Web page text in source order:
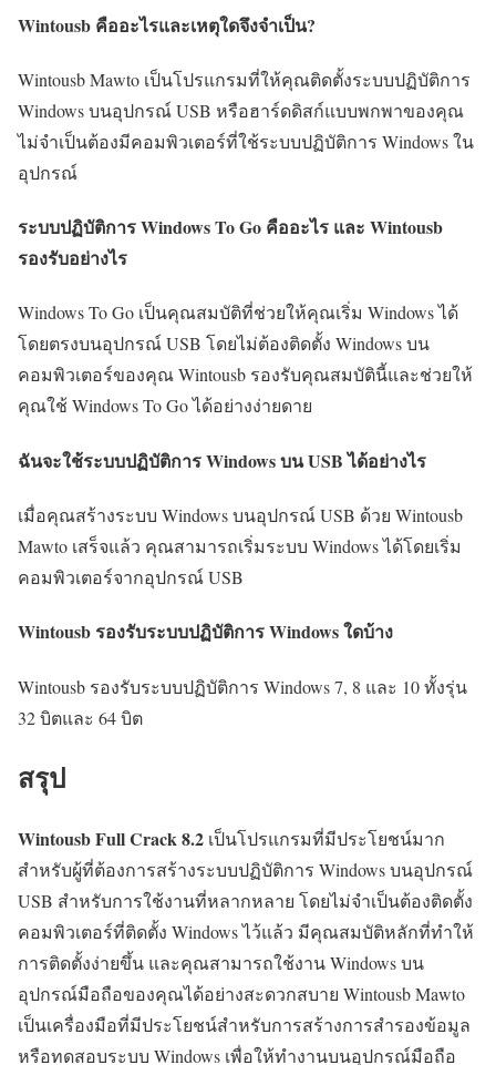
Wintousb คืออะไรและเหตุใดจึงจำเป็น?
Wintousb Mawto เป็นโปรแกรมที่ให้คุณติดตั้งระบบปฏิบัติการ
Windows บนอุปกรณ์ USB หรือฮาร์ดดิสก์แบบพกพาของคุณ
ไม่จำเป็นต้องมีคอมพิวเตอร์ที่ใช้ระบบปฏิบัติการ Windows ใน
อุปกรณ์
ระบบปฏิบัติการ Windows To Go คืออะไร และ Wintousb
รองรับอย่างไร
Windows To Go เป็นคุณสมบัติที่ช่วยให้คุณเริ่ม Windows ได้
โดยตรงบนอุปกรณ์ USB โดยไม่ต้องติดตั้ง Windows บน
คอมพิวเตอร์ของคุณ Wintousb รองรับคุณสมบัตินี้และช่วยให้
คุณใช้ Windows To Go ได้อย่างง่ายดาย
ฉันจะใช้ระบบปฏิบัติการ Windows บน USB ได้อย่างไร
เมื่อคุณสร้างระบบ Windows บนอุปกรณ์ USB ด้วย Wintousb
Mawto เสร็จแล้ว คุณสามารถเริ่มระบบ Windows ได้โดยเริ่ม
คอมพิวเตอร์จากอุปกรณ์ USB
Wintousb รองรับระบบปฏิบัติการ Windows ใดบ้าง
Wintousb รองรับระบบปฏิบัติการ Windows 7, 8 และ 10 ทั้งรุ่น
32 บิตและ 64 บิต
สรุป
Wintousb Full Crack8.2 เป็นโปรแกรมที่มีประโยชน์มาก
สำหรับผู้ที่ต้องการสร้างระบบปฏิบัติการ Windows บนอุปกรณ์
USB สำหรับการใช้งานที่หลากหลาย โดยไม่จำเป็นต้องติดตั้ง
คอมพิวเตอร์ที่ติดตั้ง Windows ไว้แล้ว มีคุณสมบัติหลักที่ทำให้
การติดตั้งง่ายขึ้น และคุณสามารถใช้งาน Windows บน
อุปกรณ์มือถือของคุณได้อย่างสะดวกสบาย Wintousb Mawto
เป็นเครื่องมือที่มีประโยชน์สำหรับการสร้างการสำรองข้อมูล
หรือทดสอบระบบ Windows เพื่อให้ทำงานบนอุปกรณ์มือถือ